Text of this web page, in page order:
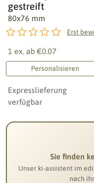
gestreift
80x76 mm
1 ex. ab €0.07
Personalisieren
Expresslieferung
verfügbar
Sie finden
Unser ki-assistent im
nach